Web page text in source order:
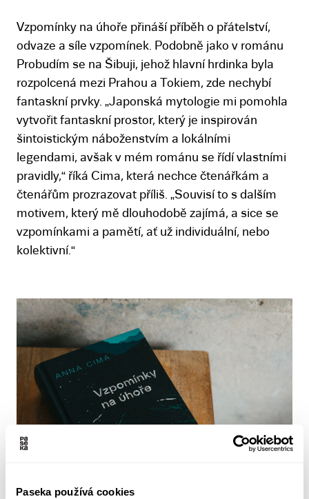
Paseka používá cookies
Vzpomínky na úhoře přináší příběh o přátelství,
odvaze a síle vzpomínek. Podobně jako v románu
Probudím se na Šibuji, jehož hlavní hrdinka byla
rozpolcená mezi Prahou a Tokiem, zde nechybí
fantaskní prvky. „Japonská mytologie mi pomohla
vytvořit fantaskní prostor, který je inspirován
šintoistickým náboženstvím a lokálními
legendami, avšak v mém románu se řídí vlastními
pravidly,“ říká Cima, která nechce čtenářkám a
čtenářům prozrazovat příliš. „Souvisí to s dalším
motivem, který mě dlouhodobě zajímá, a sice se
vzpomínkami a pamětí, ať už individuální, nebo
kolektivní.“